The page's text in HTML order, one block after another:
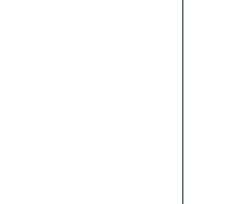
pulverlackiert